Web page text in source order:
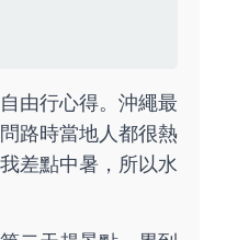
由行心得。沖繩最
路時當地人都很熱
差點中暑，所以水